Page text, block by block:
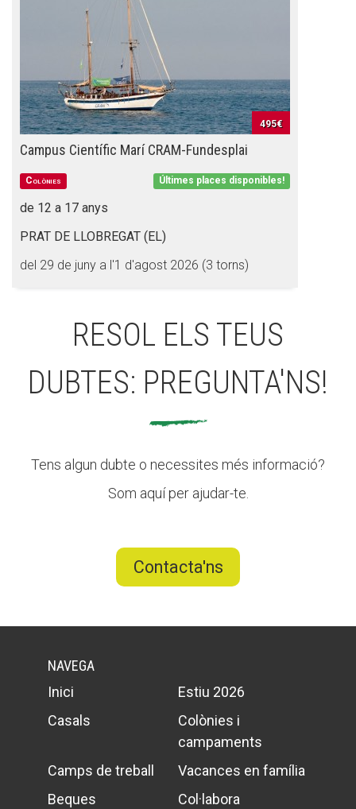
495€
Campus Científic Marí CRAM-Fundesplai
Últimes places disponibles!
Colònies
de 12 a 17 anys
PRAT DE LLOBREGAT (EL)
del 29 de juny a l'1 d'agost 2026 (3 torns)
RESOL ELS TEUS
DUBTES: PREGUNTA'NS!
Tens algun dubte o necessites més informació?
Som aquí per ajudar-te.
Contacta'ns
NAVEGA
Inici
Estiu 2026
Casals
Colònies i
campaments
Camps de treball
Vacances en família
Beques
Col·labora
CONEIX FUNDESPLAI
La Fundació
L'equip
Missió i valors
Els comptes clars
Butlletins
Diari de la Fundació
Xarxes socials